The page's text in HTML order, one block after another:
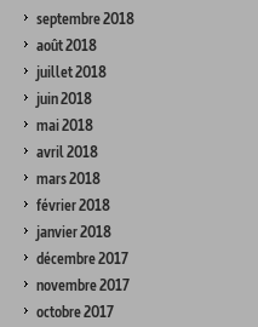
septembre 2018
août 2018
juillet 2018
juin 2018
mai 2018
avril 2018
mars 2018
février 2018
janvier 2018
décembre 2017
novembre 2017
octobre 2017